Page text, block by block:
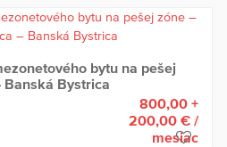
bytu na pešej
Banská Bystrica
800,00 +
200,00 € /
mesiac